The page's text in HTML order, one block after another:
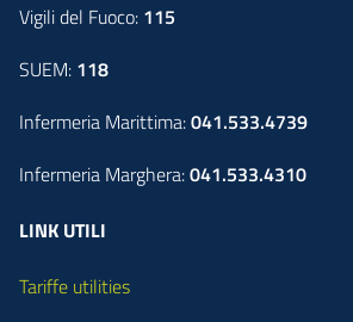
Vigili del Fuoco: 115
SUEM: 118
Infermeria Marittima:041.533.4739
Infermeria Marghera:041.533.4310
LINK UTILI
Tariffe utilities